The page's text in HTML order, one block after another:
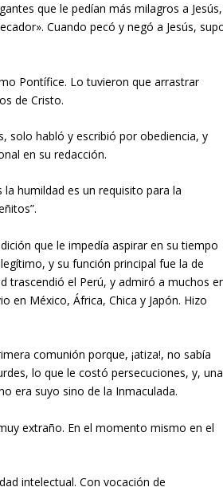
que le pedían más milagros a Jesús,
Cuando pecó y negó a Jesús,
Pontífice. Lo tuvieron que arrastrar
de Cristo.
solo habló y escribió por obediencia, y
en su redacción.
humildad es un requisito para la
que le impedía aspirar en su tiempo
y su función principal fue la de
trascendió el Perú, y admiró a muchos
en México, África, Chica y Japón. Hizo
comunión porque, ¡atiza!, no sabía
lo que le costó persecuciones, y, una
era suyo sino de la Inmaculada.
extraño. En el momento mismo en el
intelectual. Con vocación de